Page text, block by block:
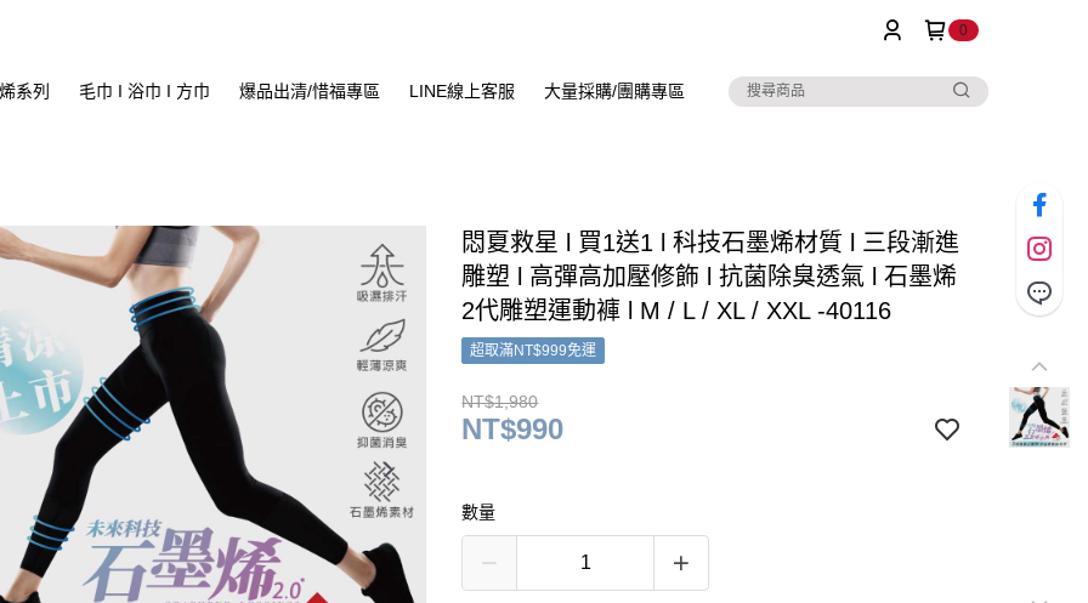
0
系列 毛巾 I 浴巾 I 方巾 爆品出清/惜福專區 LINE線上客服 大量採購/團購專區
悶夏救星 l 買1送1 l 科技石墨烯材質 l 三段漸進
雕塑 l 高彈高加壓修飾 l 抗菌除臭透氣 l 石墨烯
2代雕塑運動褲 l M / L / XL / XXL -40116
超取滿NT$999免運
NT$1,980
NT$990
數量